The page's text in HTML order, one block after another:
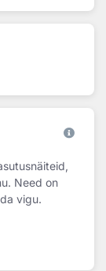
Need on
vigu.